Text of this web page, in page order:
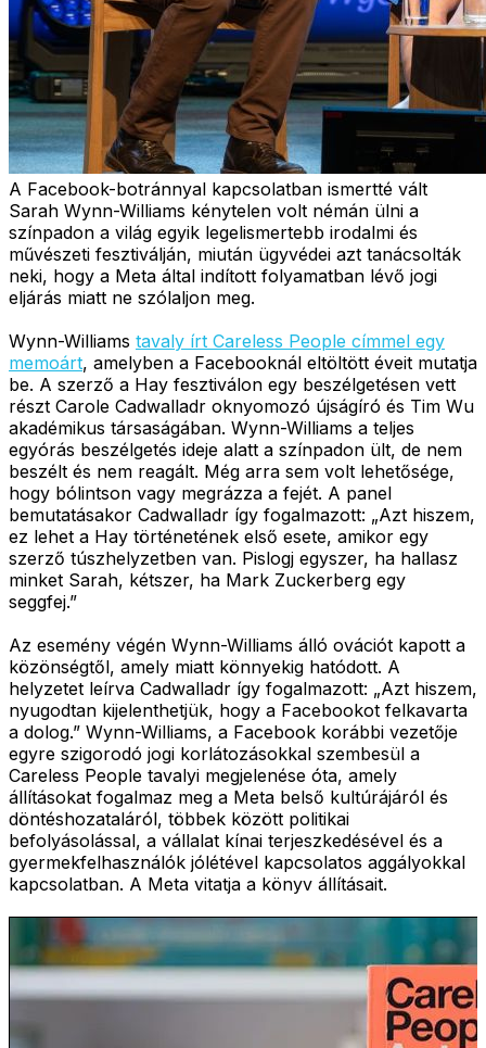
A Facebook-botránnyal kapcsolatban ismertté vált
Sarah Wynn-Williams kénytelen volt némán ülni a
színpadon a világ egyik legelismertebb irodalmi és
művészeti fesztiválján, miután ügyvédei azt tanácsolták
neki, hogy a Meta által indított folyamatban lévő jogi
eljárás miatt ne szólaljon meg.
Wynn-Williams tavaly írt Careless People címmel egy
memoárt, amelyben a Facebooknál eltöltött éveit mutatja
be. A szerző a Hay fesztiválon egy beszélgetésen vett
részt Carole Cadwalladr oknyomozó újságíró és Tim Wu
akadémikus társaságában. Wynn-Williams a teljes
egyórás beszélgetés ideje alatt a színpadon ült, de nem
beszélt és nem reagált. Még arra sem volt lehetősége,
hogy bólintson vagy megrázza a fejét. A panel
bemutatásakor Cadwalladr így fogalmazott: „Azt hiszem,
ez lehet a Hay történetének első esete, amikor egy
szerző túszhelyzetben van. Pislogj egyszer, ha hallasz
minket Sarah, kétszer, ha Mark Zuckerberg egy
seggfej.”
Az esemény végén Wynn-Williams álló ovációt kapott a
közönségtől, amely miatt könnyekig hatódott. A
helyzetet leírva Cadwalladr így fogalmazott: „Azt hiszem,
nyugodtan kijelenthetjük, hogy a Facebookot felkavarta
a dolog.” Wynn-Williams, a Facebook korábbi vezetője
egyre szigorodó jogi korlátozásokkal szembesül a
Careless People tavalyi megjelenése óta, amely
állításokat fogalmaz meg a Meta belső kultúrájáról és
döntéshozataláról, többek között politikai
befolyásolással, a vállalat kínai terjeszkedésével és a
gyermekfelhasználók jólétével kapcsolatos aggályokkal
kapcsolatban. A Meta vitatja a könyv állításait.